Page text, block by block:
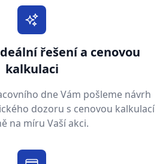
řešení a cenovou
kalkulaci
dne Vám pošleme návrh
dozoru s cenovou kalkulací
na míru Vaší akci.